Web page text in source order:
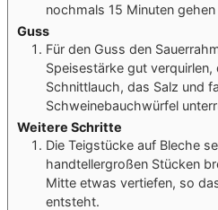
nochmals 15 Minuten gehen
Guss
Für den Guss den
Speisestärke gut
Schnittlauch, das Salz und
Schweinebauchwürfel
Weitere Schritte
Die Teigstücke auf Bleche
handtellergroßen Stücken
Mitte etwas vertiefen, so
entsteht.